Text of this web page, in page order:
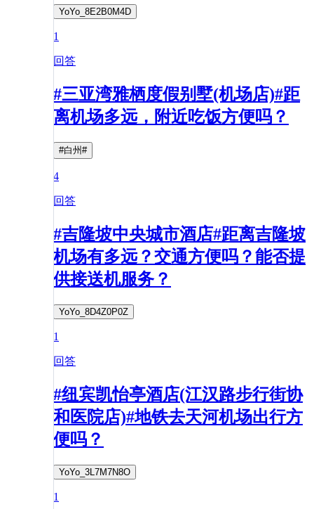
YoYo_8E2B0M4D
1
回答
#三亚湾雅栖度假别墅(机场店)#距
离机场多远，附近吃饭方便吗？
#白州#
4
回答
#吉隆坡中央城市酒店#距离吉隆坡
机场有多远？交通方便吗？能否提
供接送机服务？
YoYo_8D4Z0P0Z
1
回答
#纽宾凯怡亭酒店(江汉路步行街协
和医院店)#地铁去天河机场出行方
便吗？
YoYo_3L7M7N8O
1